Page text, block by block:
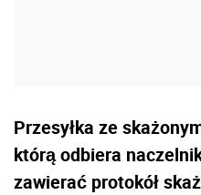
Przesyłka ze
którą odbiera
zawierać protokół